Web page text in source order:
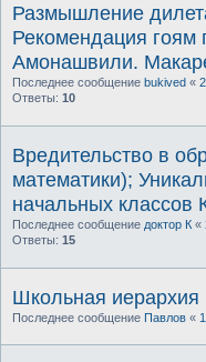
Размышление
Рекомендация гоям
Амонашвили.
Последнее сообщение bukived «
Ответы: 10
Вредительство в
математики);
начальных классов
Последнее сообщение доктор К «
Ответы: 15
Школьная иерархия
Последнее сообщение Павлов «